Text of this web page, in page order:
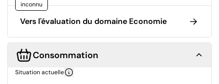
inconnu
Vers l'évaluation du domaine Economie
Consommation
Situation actuelle